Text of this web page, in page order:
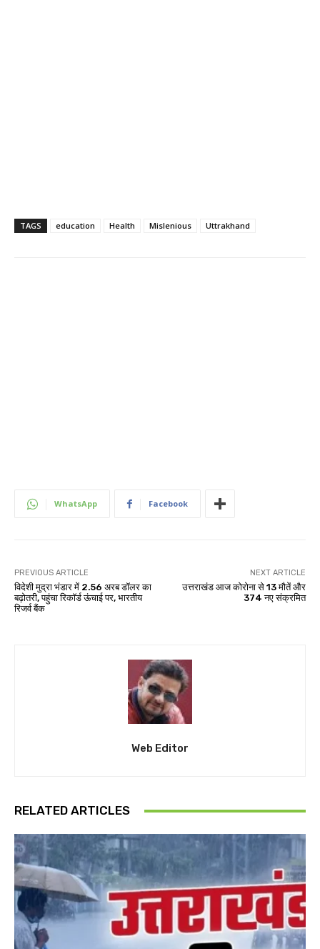
TAGS education Health Mislenious Uttrakhand
WhatsApp Facebook
PREVIOUS ARTICLE
विदेशी मुद्रा भंडार में 2.56 अरब डॉलर का
बढ़ोतरी, पहुंचा रिकॉर्ड ऊंचाई पर, भारतीय
रिजर्व बैंक
NEXT ARTICLE
उत्तराखंड आज कोरोना से 13 मौतें और
374 नए संक्रमित
Web Editor
RELATED ARTICLES